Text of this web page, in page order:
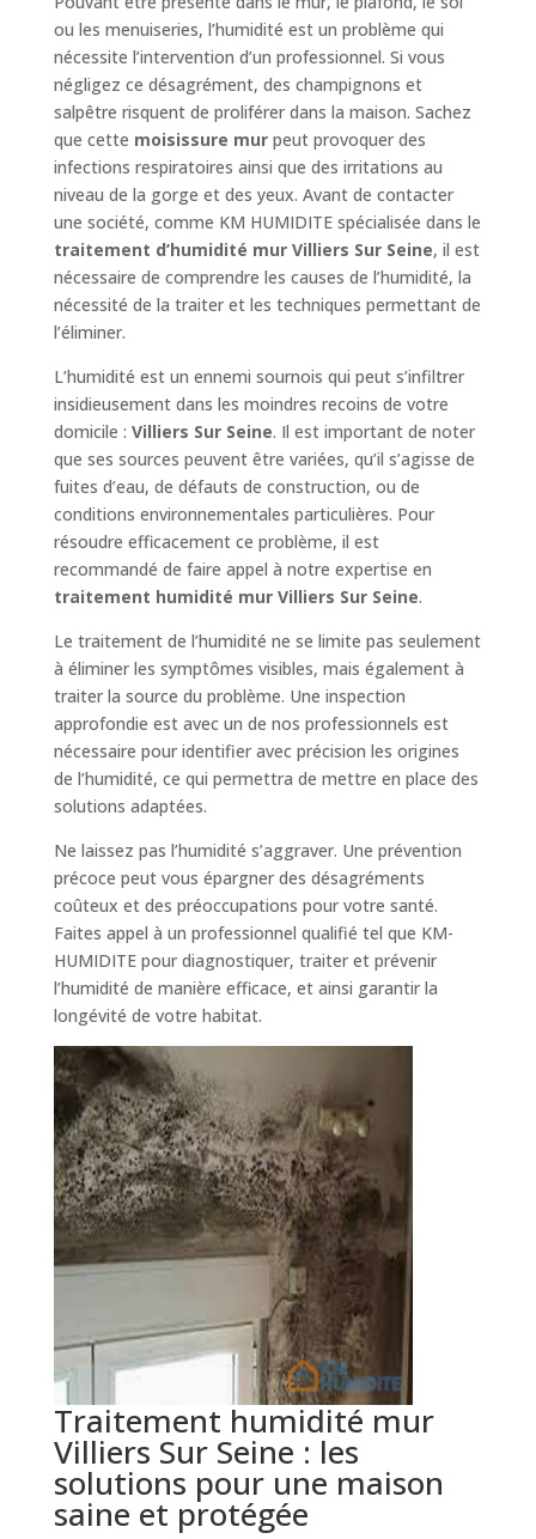
ou les menuiseries, l’humidité est un problème qui
nécessite l’intervention d’un professionnel. Si vous
négligez ce désagrément, des champignons et
salpêtre risquent de proliférer dans la maison. Sachez
que cette moisissure murpeut provoquer des
infections respiratoires ainsi que des irritations au
niveau de la gorge et des yeux. Avant de contacter
une société, comme KM HUMIDITE spécialisée dans le
traitement d’humidité mur Villiers Sur Seine, il est
nécessaire de comprendre les causes de l’humidité, la
nécessité de la traiter et les techniques permettant de
l’éliminer.
L’humidité est un ennemi sournois qui peut s’infiltrer
insidieusement dans les moindres recoins de votre
domicile : Villiers Sur Seine. Il est important de noter
que ses sources peuvent être variées, qu’il s’agisse de
fuites d’eau, de défauts de construction, ou de
conditions environnementales particulières. Pour
résoudre efficacement ce problème, il est
recommandé de faire appel à notre expertise en
traitement humidité mur Villiers Sur Seine.
Le traitement de l’humidité ne se limite pas seulement
à éliminer les symptômes visibles, mais également à
traiter la source du problème. Une inspection
approfondie est avec un de nos professionnels est
nécessaire pour identifier avec précision les origines
de l’humidité, ce qui permettra de mettre en place des
solutions adaptées.
Ne laissez pas l’humidité s’aggraver. Une prévention
précoce peut vous épargner des désagréments
coûteux et des préoccupations pour votre santé.
Faites appel à un professionnel qualifié tel que KM-
HUMIDITE pour diagnostiquer, traiter et prévenir
l’humidité de manière efficace, et ainsi garantir la
longévité de votre habitat.
Traitement humidité mur
Villiers Sur Seine : les
solutions pour une maison
saine et protégée